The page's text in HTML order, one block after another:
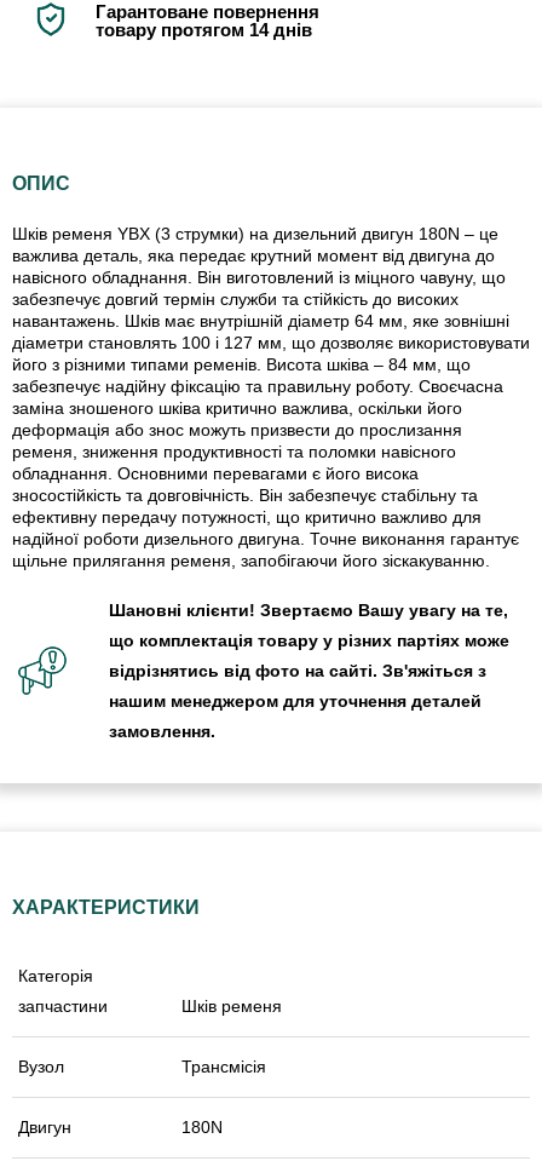
Гарантоване повернення
товару протягом 14 днів
ОПИС
Шків ременя YBX (3 струмки) на дизельний двигун 180N – це
важлива деталь, яка передає крутний момент від двигуна до
навісного обладнання. Він виготовлений із міцного чавуну, що
забезпечує довгий термін служби та стійкість до високих
навантажень. Шків має внутрішній діаметр 64 мм, яке зовнішні
діаметри становлять 100 і 127 мм, що дозволяє використовувати
його з різними типами ременів. Висота шківа – 84 мм, що
забезпечує надійну фіксацію та правильну роботу. Своєчасна
заміна зношеного шківа критично важлива, оскільки його
деформація або знос можуть призвести до прослизання
ременя, зниження продуктивності та поломки навісного
обладнання. Основними перевагами є його висока
зносостійкість та довговічність. Він забезпечує стабільну та
ефективну передачу потужності, що критично важливо для
надійної роботи дизельного двигуна. Точне виконання гарантує
щільне прилягання ременя, запобігаючи його зіскакуванню.
Шановні клієнти! Звертаємо Вашу увагу на те,
що комплектація товару у різних партіях може
відрізнятись від фото на сайті. Зв'яжіться з
нашим менеджером для уточнення деталей
замовлення.
ХАРАКТЕРИСТИКИ
Категорія
запчастини
Шків ременя
Вузол Трансмісія
Двигун 180N